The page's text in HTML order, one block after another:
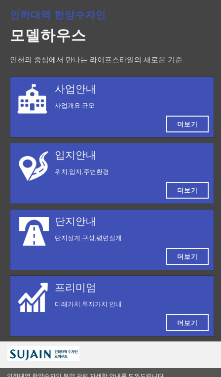
인하대역 한양수자인
모델하우스
인천의 중심에서 만나는 라이프스타일의 새로운 기준
사업안내
사업개요,규모
더보기
입지안내
위치,입지,주변환경
더보기
단지안내
단지설계,구성,평면설계
더보기
프리미엄
미래가치,투자가치 안내
더보기